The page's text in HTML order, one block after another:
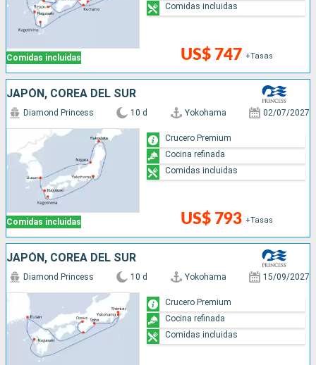
Comidas incluidas US$ 747 +Tasas
Comidas incluidas
JAPÓN, COREA DEL SUR
Comidas incluidas
Diamond Princess 10 d Yokohama 02/07/2027
US$ 793 +Tasas
Crucero Premium
Cocina refinada
Comidas incluidas
JAPÓN, COREA DEL SUR
Diamond Princess 10 d Yokohama 15/09/2027
Crucero Premium
Cocina refinada
Comidas incluidas